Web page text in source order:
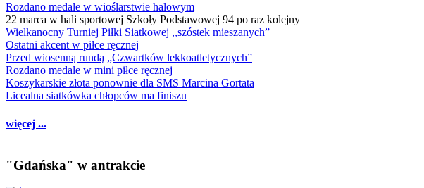
Rozdano medale w wioślarstwie halowym
22 marca w hali sportowej Szkoły Podstawowej 94 po raz kolejny
Wielkanocny Turniej Piłki Siatkowej ,,szóstek mieszanych”
Ostatni akcent w piłce ręcznej
Przed wiosenną rundą „Czwartków lekkoatletycznych”
Rozdano medale w mini piłce ręcznej
Koszykarskie złota ponownie dla SMS Marcina Gortata
Licealna siatkówka chłopców ma finiszu
więcej ...
"Gdańska" w antrakcie